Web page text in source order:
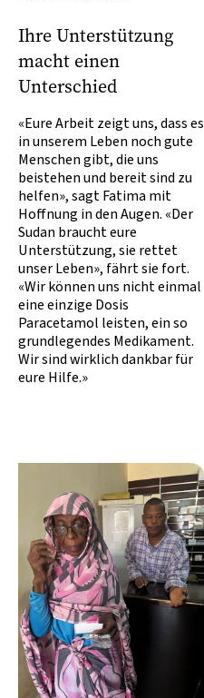
Ihre Unterstützung
macht einen
Unterschied
«Eure Arbeit zeigt uns, dass es
in unserem Leben noch gute
Menschen gibt, die uns
beistehen und bereit sind zu
helfen», sagt Fatima mit
Hoffnung in den Augen. «Der
Sudan braucht eure
Unterstützung, sie rettet
unser Leben», fährt sie fort.
«Wir können uns nicht einmal
eine einzige Dosis
Paracetamol leisten, ein so
grundlegendes Medikament.
Wir sind wirklich dankbar für
eure Hilfe.»